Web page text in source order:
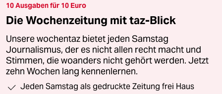
10 Ausgaben für 10 Euro
Die Wochenzeitung mit taz-Blick
Unsere wochentaz bietet jeden Samstag
Journalismus, der es nicht allen recht macht und
Stimmen, die woanders nicht gehört werden. Jetzt
zehn Wochen lang kennenlernen.
Jeden Samstag als gedruckte Zeitung frei Haus